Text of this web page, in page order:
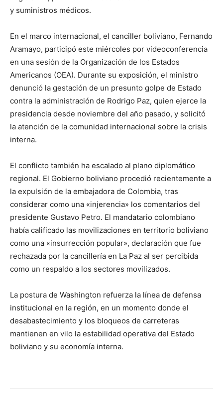
y suministros médicos.
En el marco internacional, el canciller boliviano, Fernando
Aramayo, participó este miércoles por videoconferencia
en una sesión de la Organización de los Estados
Americanos (OEA). Durante su exposición, el ministro
denunció la gestación de un presunto golpe de Estado
contra la administración de Rodrigo Paz, quien ejerce la
presidencia desde noviembre del año pasado, y solicitó
la atención de la comunidad internacional sobre la crisis
interna.
El conflicto también ha escalado al plano diplomático
regional. El Gobierno boliviano procedió recientemente a
la expulsión de la embajadora de Colombia, tras
considerar como una «injerencia» los comentarios del
presidente Gustavo Petro. El mandatario colombiano
había calificado las movilizaciones en territorio boliviano
como una «insurrección popular», declaración que fue
rechazada por la cancillería en La Paz al ser percibida
como un respaldo a los sectores movilizados.
La postura de Washington refuerza la línea de defensa
institucional en la región, en un momento donde el
desabastecimiento y los bloqueos de carreteras
mantienen en vilo la estabilidad operativa del Estado
boliviano y su economía interna.